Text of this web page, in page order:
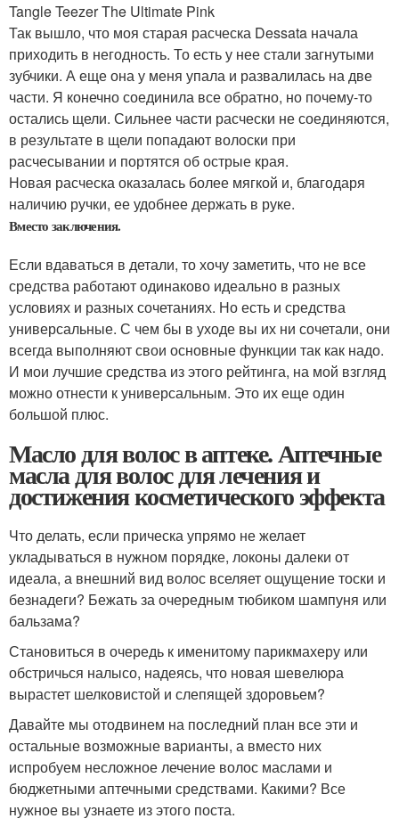
Tangle Teezer The Ultimate Pink
Так вышло, что моя старая расческа Dessata начала
приходить в негодность. То есть у нее стали загнутыми
зубчики. А еще она у меня упала и развалилась на две
части. Я конечно соединила все обратно, но почему-то
остались щели. Сильнее части расчески не соединяются,
в результате в щели попадают волоски при
расчесывании и портятся об острые края.
Новая расческа оказалась более мягкой и, благодаря
наличию ручки, ее удобнее держать в руке.
Вместо заключения.
Если вдаваться в детали, то хочу заметить, что не все
средства работают одинаково идеально в разных
условиях и разных сочетаниях. Но есть и средства
универсальные. С чем бы в уходе вы их ни сочетали, они
всегда выполняют свои основные функции так как надо.
И мои лучшие средства из этого рейтинга, на мой взгляд
можно отнести к универсальным. Это их еще один
большой плюс.
Масло для волос в аптеке. Аптечные
масла для волос для лечения и
достижения косметического эффекта
Что делать, если прическа упрямо не желает
укладываться в нужном порядке, локоны далеки от
идеала, а внешний вид волос вселяет ощущение тоски и
безнадеги? Бежать за очередным тюбиком шампуня или
бальзама?
Становиться в очередь к именитому парикмахеру или
обстричься налысо, надеясь, что новая шевелюра
вырастет шелковистой и слепящей здоровьем?
Давайте мы отодвинем на последний план все эти и
остальные возможные варианты, а вместо них
испробуем несложное лечение волос маслами и
бюджетными аптечными средствами. Какими? Все
нужное вы узнаете из этого поста.